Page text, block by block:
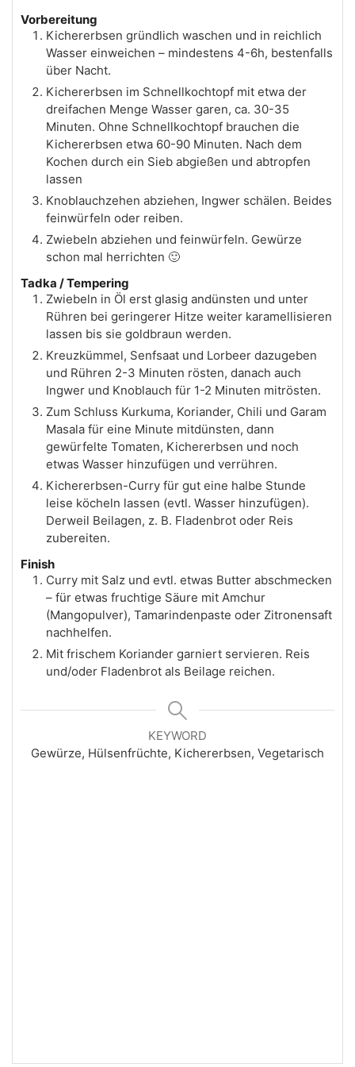
Vorbereitung
Kichererbsen gründlich waschen und in reichlich
Wasser einweichen – mindestens 4-6h, bestenfalls
über Nacht.
Kichererbsen im Schnellkochtopf mit etwa der
dreifachen Menge Wasser garen, ca. 30-35
Minuten. Ohne Schnellkochtopf brauchen die
Kichererbsen etwa 60-90 Minuten. Nach dem
Kochen durch ein Sieb abgießen und abtropfen
lassen
Knoblauchzehen abziehen, Ingwer schälen. Beides
feinwürfeln oder reiben.
Zwiebeln abziehen und feinwürfeln. Gewürze
schon mal herrichten 🙂
Tadka / Tempering
Zwiebeln in Öl erst glasig andünsten und unter
Rühren bei geringerer Hitze weiter karamellisieren
lassen bis sie goldbraun werden.
Kreuzkümmel, Senfsaat und Lorbeer dazugeben
und Rühren 2-3 Minuten rösten, danach auch
Ingwer und Knoblauch für 1-2 Minuten mitrösten.
Zum Schluss Kurkuma, Koriander, Chili und Garam
Masala für eine Minute mitdünsten, dann
gewürfelte Tomaten, Kichererbsen und noch
etwas Wasser hinzufügen und verrühren.
Kichererbsen-Curry für gut eine halbe Stunde
leise köcheln lassen (evtl. Wasser hinzufügen).
Derweil Beilagen, z. B. Fladenbrot oder Reis
zubereiten.
Finish
Curry mit Salz und evtl. etwas Butter abschmecken
– für etwas fruchtige Säure mit Amchur
(Mangopulver), Tamarindenpaste oder Zitronensaft
nachhelfen.
Mit frischem Koriander garniert servieren. Reis
und/oder Fladenbrot als Beilage reichen.
KEYWORD
Gewürze, Hülsenfrüchte, Kichererbsen, Vegetarisch